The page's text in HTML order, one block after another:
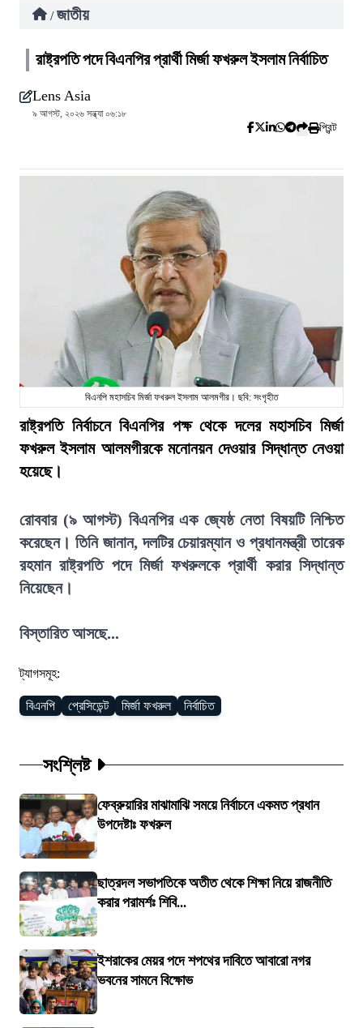
/ জাতীয়
রাষ্ট্রপতি পদে বিএনপির প্রার্থী মির্জা ফখরুল ইসলাম নির্বাচিত
Lens Asia
৯ আগস্ট, ২০২৬ সন্ধ্যা ০৬:১৮
প্রিন্ট
বিএনপি মহাসচিব মির্জা ফখরুল ইসলাম আলমগীর। ছবি: সংগৃহীত
রাষ্ট্রপতি নির্বাচনে বিএনপির পক্ষ থেকে দলের মহাসচিব মির্জা
ফখরুল ইসলাম আলমগীরকে মনোনয়ন দেওয়ার সিদ্ধান্ত নেওয়া
হয়েছে।
রোববার (৯ আগস্ট) বিএনপির এক জ্যেষ্ঠ নেতা বিষয়টি নিশ্চিত
করেছেন। তিনি জানান, দলটির চেয়ারম্যান ও প্রধানমন্ত্রী তারেক
রহমান রাষ্ট্রপতি পদে মির্জা ফখরুলকে প্রার্থী করার সিদ্ধান্ত
নিয়েছেন।
বিস্তারিত আসছে...
ট্যাগসমূহ:
বিএনপি প্রেসিডেন্ট মির্জা ফখরুল নির্বাচিত
সংশ্লিষ্ট
ফেব্রুয়ারির মাঝামাঝি সময়ে নির্বাচনে একমত প্রধান
উপদেষ্টাঃ ফখরুল
ছাত্রদল সভাপতিকে অতীত থেকে শিক্ষা নিয়ে রাজনীতি
করার পরামর্শঃ শিবি...
ইশরাকের মেয়র পদে শপথের দাবিতে আবারো নগর
ভবনের সামনে বিক্ষোভ